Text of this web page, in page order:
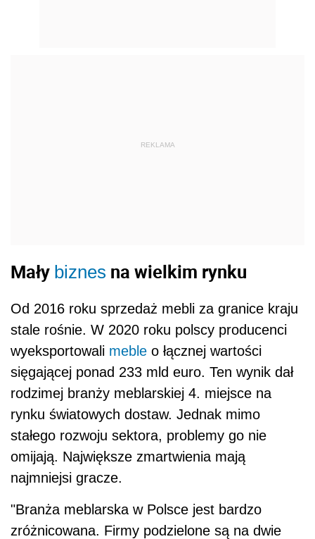
REKLAMA
Mały biznes na wielkim rynku
Od 2016 roku sprzedaż mebli za granice kraju
stale rośnie. W 2020 roku polscy producenci
wyeksportowali meble o łącznej wartości
sięgającej ponad 233 mld euro. Ten wynik dał
rodzimej branży meblarskiej 4. miejsce na
rynku światowych dostaw. Jednak mimo
stałego rozwoju sektora, problemy go nie
omijają. Największe zmartwienia mają
najmniejsi gracze.
"Branża meblarska w Polsce jest bardzo
zróżnicowana. Firmy podzielone są na dwie